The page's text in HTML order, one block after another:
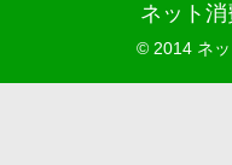
ネット
© 2014 ネッ